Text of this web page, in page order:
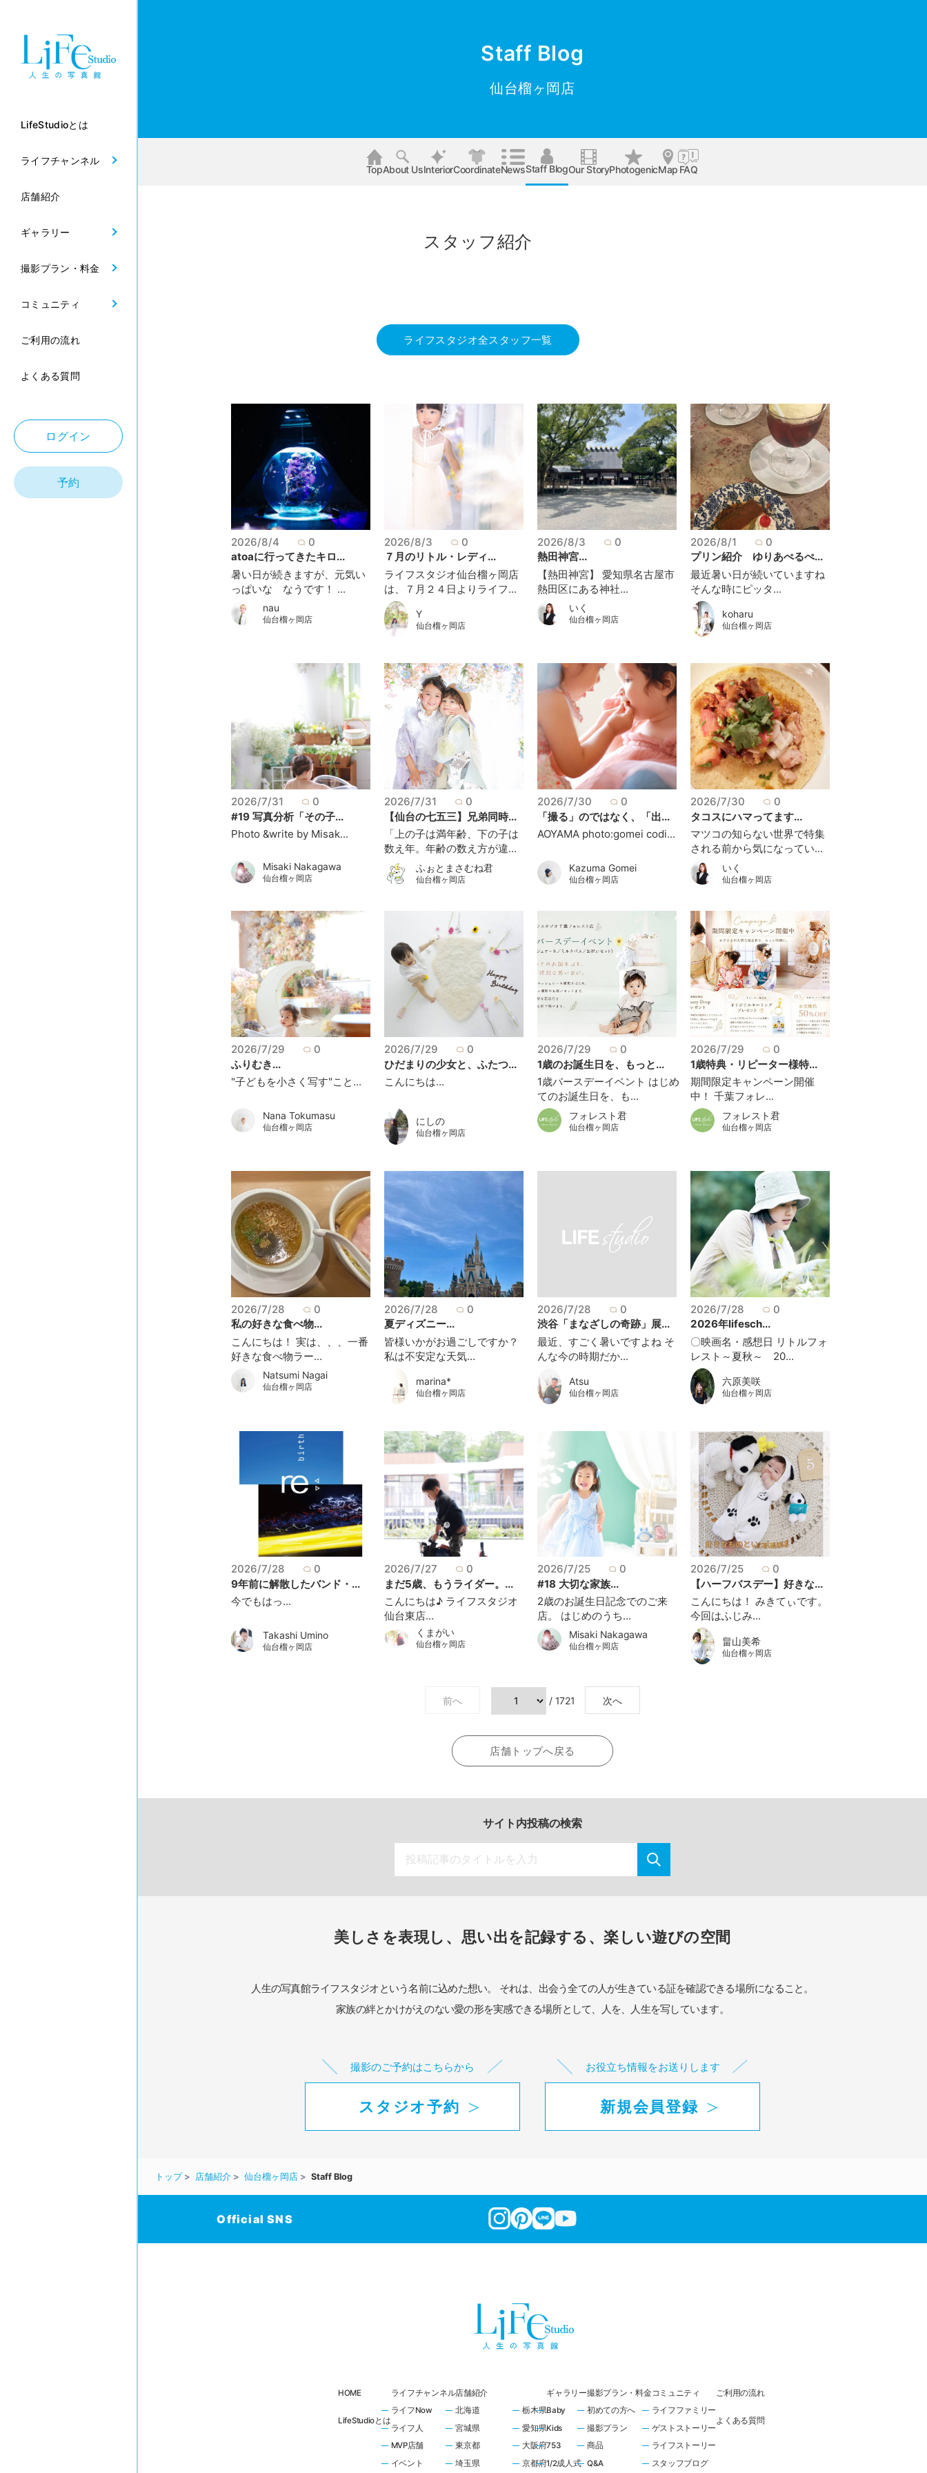
LifeStudioとは
ライフチャンネル
店舗紹介
ギャラリー
撮影プラン・料金
コミュニティ
ご利用の流れ
よくある質問
ログイン
予約
Staff Blog
仙台榴ヶ岡店
TopAbout UsInteriorCoordinateNewsStaff BlogOur StoryPhotogenicMap FAQ
スタッフ紹介
ライフスタジオ全スタッフ一覧
2026/8/4
0
atoaに行ってきたキロ...
暑い日が続きますが、元気い
っぱいな なうです！ ...
nau
仙台榴ヶ岡店
2026/8/3
0
７月のリトル・レディ...
ライフスタジオ仙台榴ヶ岡店
は、７月２４日よりライフ...
Y
仙台榴ヶ岡店
2026/8/3
0
熱田神宮...
【熱田神宮】 愛知県名古屋市
熱田区にある神社...
いく
仙台榴ヶ岡店
2026/8/1
0
プリン紹介 ゆりあぺるぺ...
最近暑い日が続いていますね
そんな時にピッタ...
koharu
仙台榴ヶ岡店
2026/7/31
0
#19 写真分析「その子...
Photo &write by Misak...
Misaki Nakagawa
仙台榴ヶ岡店
2026/7/31
0
【仙台の七五三】兄弟同時...
「上の子は満年齢、下の子は
数え年。年齢の数え方が違...
ふぉとまさむね君
仙台榴ヶ岡店
2026/7/30
0
「撮る」のではなく、「出...
AOYAMA photo:gomei codi...
Kazuma Gomei
仙台榴ヶ岡店
2026/7/30
0
タコスにハマってます...
マツコの知らない世界で特集
される前から気になってい...
いく
仙台榴ヶ岡店
2026/7/29
0
ふりむき...
"子どもを小さく写す"こと...
Nana Tokumasu
仙台榴ヶ岡店
2026/7/29
0
ひだまりの少女と、ふたつ...
こんにちは...
にしの
仙台榴ヶ岡店
2026/7/29
0
1歳のお誕生日を、もっと...
1歳バースデーイベント はじめ
てのお誕生日を、も...
フォレスト君
仙台榴ヶ岡店
2026/7/29
0
1歳特典・リピーター様特...
期間限定キャンペーン開催
中！ 千葉フォレ...
フォレスト君
仙台榴ヶ岡店
2026/7/28
0
私の好きな食べ物...
こんにちは！ 実は、、、一番
好きな食べ物ラー...
Natsumi Nagai
仙台榴ヶ岡店
2026/7/28
0
夏ディズニー...
皆様いかがお過ごしですか？
私は不安定な天気...
marina*
仙台榴ヶ岡店
2026/7/28
0
渋谷「まなざしの奇跡」展...
最近、すごく暑いですよね そ
んな今の時期だか...
Atsu
仙台榴ヶ岡店
2026/7/28
0
2026年lifesch...
〇映画名・感想日 リトルフォ
レスト～夏秋～ 20...
六原美咲
仙台榴ヶ岡店
2026/7/28
0
9年前に解散したバンド・...
今でもはっ...
Takashi Umino
仙台榴ヶ岡店
2026/7/27
0
まだ5歳、もうライダー。...
こんにちは♪ ライフスタジオ
仙台東店...
くまがいㅤ
仙台榴ヶ岡店
2026/7/25
0
#18 大切な家族...
2歳のお誕生日記念でのご来
店。 はじめのうち...
Misaki Nakagawa
仙台榴ヶ岡店
2026/7/25
0
【ハーフバスデー】好きな...
こんにちは！ みきてぃです。
今回はふじみ...
畠山美希
仙台榴ヶ岡店
前へ / 1721 次へ
店舗トップへ戻る
サイト内投稿の検索
美しさを表現し、思い出を記録する、楽しい遊びの空間
人生の写真館ライフスタジオという名前に込めた想い。
それは、出会う全ての人が生きている証を確認できる場所になること。
家族の絆とかけがえのない愛の形を実感できる場所として、
人を、人生を写しています。
撮影のご予約はこちらから
スタジオ予約
お役立ち情報をお送りします
新規会員登録
トップ 店舗紹介 仙台榴ヶ岡店 Staff Blog
Official SNS
HOME
LifeStudioとは
ライフチャンネル
ライフNow
ライフ人
MVP店舗
イベント
店舗紹介
北海道
宮城県
東京都
埼玉県
栃木県
愛知県
大阪府
京都府
ギャラリー
Baby
Kids
753
1/2成人式
撮影プラン・料金
初めての方へ
撮影プラン
商品
Q&A
コミュニティ
ライフファミリー
ゲストストーリー
ライフストーリー
スタッフブログ
ご利用の流れ
よくある質問